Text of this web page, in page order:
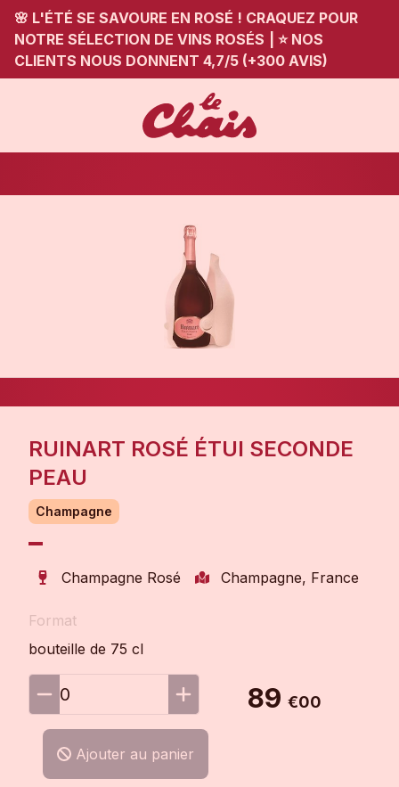
🌸 L'ÉTÉ SE SAVOURE EN ROSÉ ! CRAQUEZ POUR
NOTRE SÉLECTION DE VINS ROSÉS
⭐ NOS
CLIENTS NOUS DONNENT 4,7/5 (+300 AVIS)
RUINART ROSÉ ÉTUI SECONDE
PEAU
Champagne
Champagne Rosé Champagne, France
Format
bouteille de 75 cl
0 89€00
Ajouter au panier